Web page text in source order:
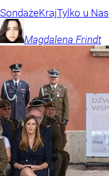
SondażeKrajTylko u Nas
Magdalena Frindt